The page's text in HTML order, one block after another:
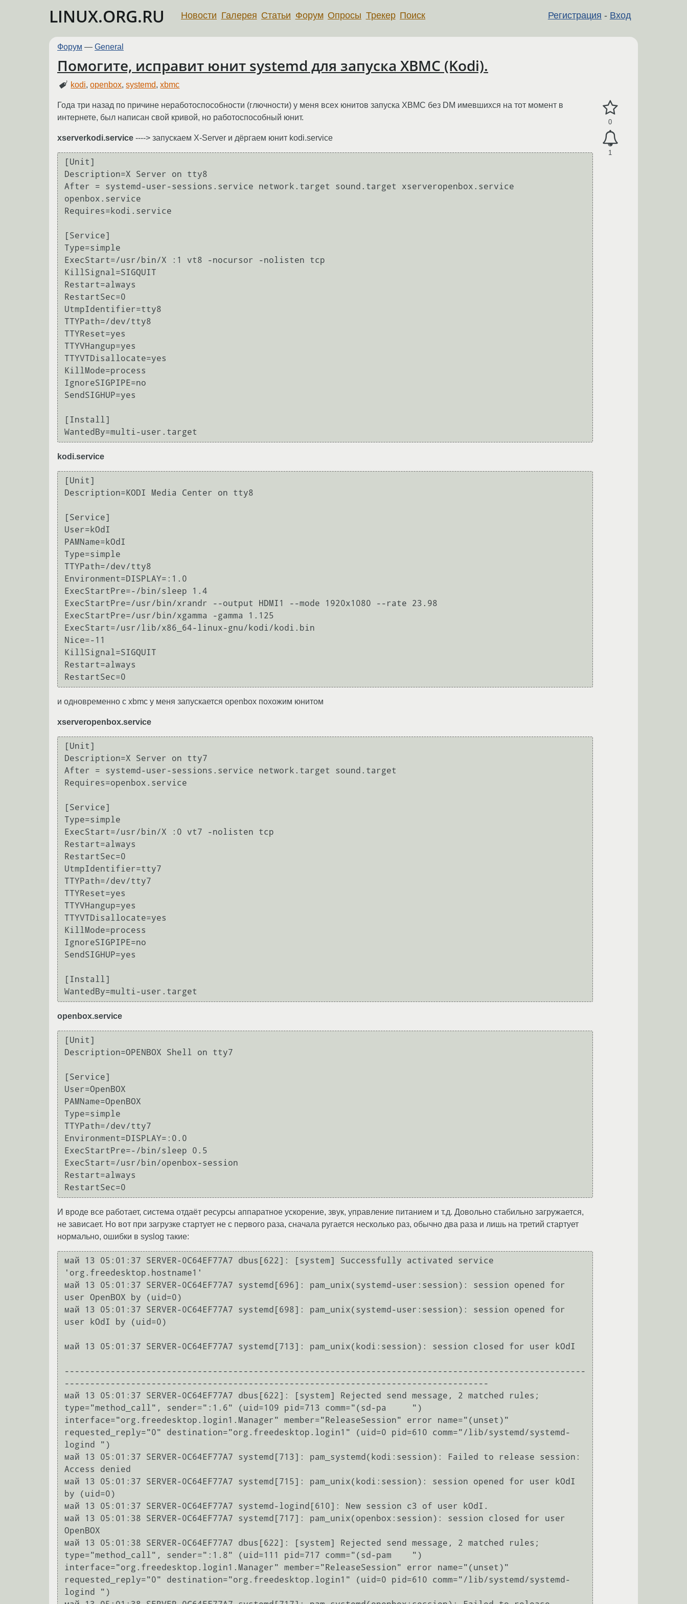
LINUX.ORG.RU Регистрация - Вход
Новости Галерея Статьи Форум Опросы Трекер Поиск
Форум — General
Помогите, исправит юнит systemd для запуска XBMC (Kodi).
kodi,openbox,systemd,xbmc
0
1
Года три назад по причине неработоспособности (глючности) у меня всех юнитов запуска XBMC без DM имевшихся на тот момент в
интернете, был написан свой кривой, но работоспособный юнит.
xserverkodi.service ----> запускаем X-Server и дёргаем юнит kodi.service
[Unit]
Description=X Server on tty8
After = systemd-user-sessions.service network.target sound.target xserveropenbox.service
openbox.service
Requires=kodi.service
[Service]
Type=simple
ExecStart=/usr/bin/X :1 vt8 -nocursor -nolisten tcp
KillSignal=SIGQUIT
Restart=always
RestartSec=0
UtmpIdentifier=tty8
TTYPath=/dev/tty8
TTYReset=yes
TTYVHangup=yes
TTYVTDisallocate=yes
KillMode=process
IgnoreSIGPIPE=no
SendSIGHUP=yes
[Install]
kodi.service
[Unit]
Description=KODI Media Center on tty8
[Service]
User=kOdI
PAMName=kOdI
Type=simple
TTYPath=/dev/tty8
Environment=DISPLAY=:1.0
ExecStartPre=-/bin/sleep 1.4
ExecStartPre=/usr/bin/xrandr --output HDMI1 --mode 1920x1080 --rate 23.98
ExecStartPre=/usr/bin/xgamma -gamma 1.125
ExecStart=/usr/lib/x86_64-linux-gnu/kodi/kodi.bin
Nice=-11
KillSignal=SIGQUIT
Restart=always
и одновременно с xbmc у меня запускается openbox похожим юнитом
xserveropenbox.service
[Unit]
Description=X Server on tty7
After = systemd-user-sessions.service network.target sound.target
Requires=openbox.service
[Service]
Type=simple
ExecStart=/usr/bin/X :0 vt7 -nolisten tcp
Restart=always
RestartSec=0
UtmpIdentifier=tty7
TTYPath=/dev/tty7
TTYReset=yes
TTYVHangup=yes
TTYVTDisallocate=yes
KillMode=process
IgnoreSIGPIPE=no
SendSIGHUP=yes
[Install]
openbox.service
[Unit]
Description=OPENBOX Shell on tty7
[Service]
User=OpenBOX
PAMName=OpenBOX
Type=simple
TTYPath=/dev/tty7
Environment=DISPLAY=:0.0
ExecStartPre=-/bin/sleep 0.5
ExecStart=/usr/bin/openbox-session
Restart=always
И вроде все работает, система отдаёт ресурсы аппаратное ускорение, звук, управление питанием и т.д. Довольно стабильно загружается,
не зависает. Но вот при загрузке стартует не с первого раза, сначала ругается несколько раз, обычно два раза и лишь на третий стартует
нормально, ошибки в syslog такие:
май 13 05:01:37 SERVER-0C64EF77A7 dbus[622]: [system] Successfully activated service
'org.freedesktop.hostname1'
май 13 05:01:37 SERVER-0C64EF77A7 systemd[696]: pam_unix(systemd-user:session): session opened for
user OpenBOX by (uid=0)
май 13 05:01:37 SERVER-0C64EF77A7 systemd[698]: pam_unix(systemd-user:session): session opened for
user kOdI by (uid=0)
май 13 05:01:37 SERVER-0C64EF77A7 systemd[713]: pam_unix(kodi:session): session closed for user kOdI
------------------------------------------------------------------------------------------------------
-----------------------------------------------------------------------------------
май 13 05:01:37 SERVER-0C64EF77A7 dbus[622]: [system] Rejected send message, 2 matched rules;
type="method_call", sender=":1.6" (uid=109 pid=713 comm="(sd-pa     ")
interface="org.freedesktop.login1.Manager" member="ReleaseSession" error name="(unset)"
requested_reply="0" destination="org.freedesktop.login1" (uid=0 pid=610 comm="/lib/systemd/systemd-
logind ")
май 13 05:01:37 SERVER-0C64EF77A7 systemd[713]: pam_systemd(kodi:session): Failed to release session:
Access denied
май 13 05:01:37 SERVER-0C64EF77A7 systemd[715]: pam_unix(kodi:session): session opened for user kOdI
by (uid=0)
май 13 05:01:37 SERVER-0C64EF77A7 systemd-logind[610]: New session c3 of user kOdI.
май 13 05:01:38 SERVER-0C64EF77A7 systemd[717]: pam_unix(openbox:session): session closed for user
OpenBOX
май 13 05:01:38 SERVER-0C64EF77A7 dbus[622]: [system] Rejected send message, 2 matched rules;
type="method_call", sender=":1.8" (uid=111 pid=717 comm="(sd-pam    ")
interface="org.freedesktop.login1.Manager" member="ReleaseSession" error name="(unset)"
requested_reply="0" destination="org.freedesktop.login1" (uid=0 pid=610 comm="/lib/systemd/systemd-
logind ")